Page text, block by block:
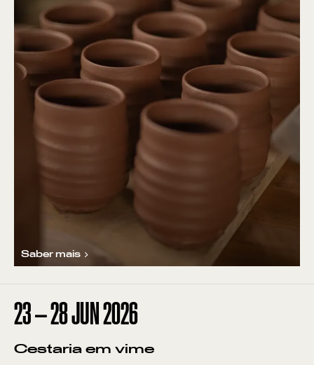
Saber mais
23—28JUN 2026
Cestaria em vime